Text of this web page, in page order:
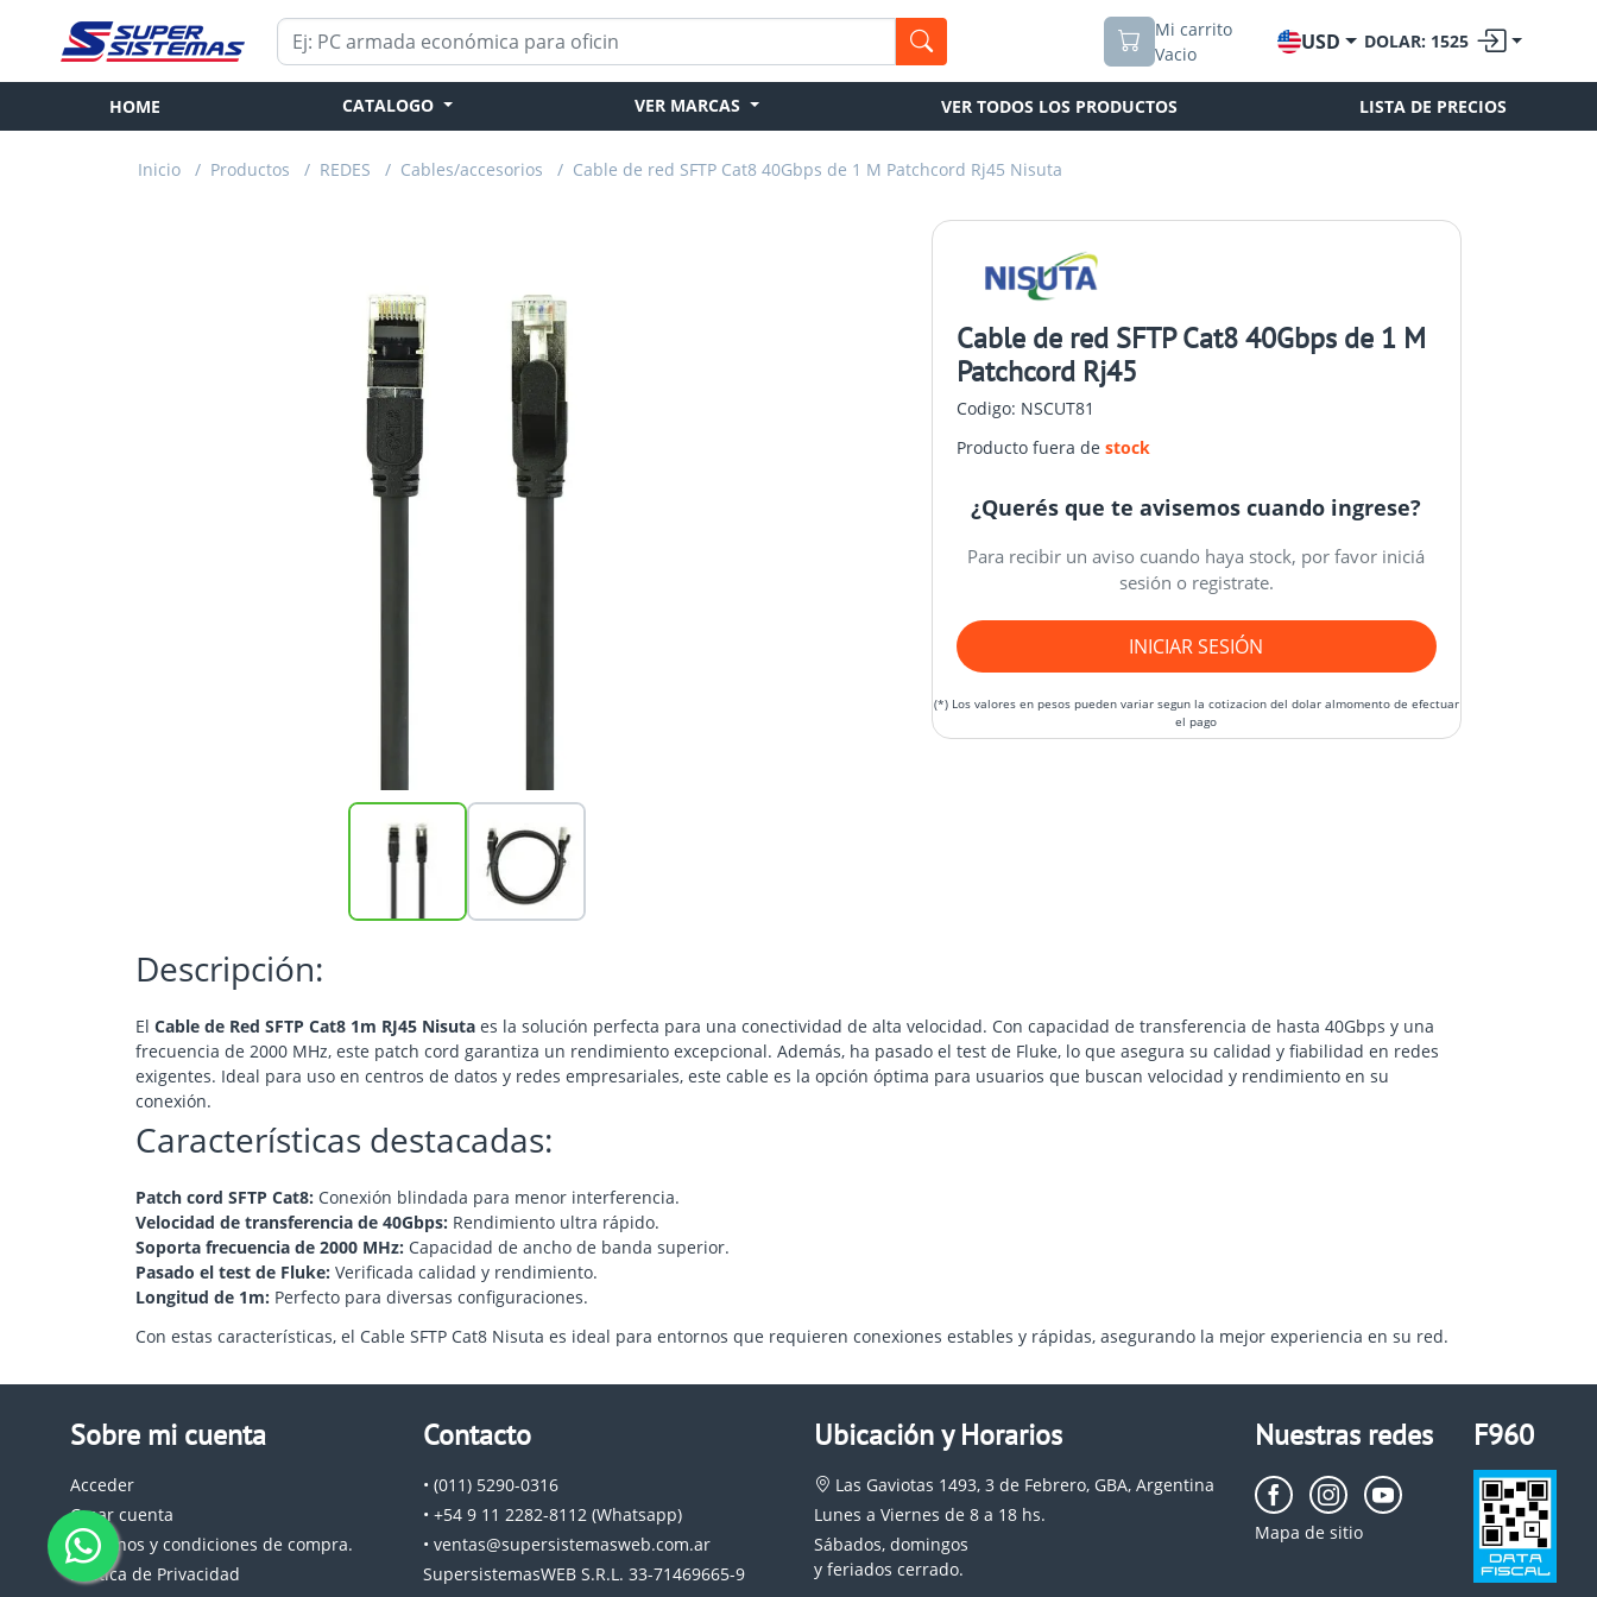
Mi carrito
Vacio
USD DOLAR: 1525
HOME CATALOGO VER MARCAS VER TODOS LOS PRODUCTOS LISTA DE PRECIOS
Inicio / Productos / REDES / Cables/accesorios / Cable de red SFTP Cat8 40Gbps de 1 M Patchcord Rj45 Nisuta
Cable de red SFTP Cat8 40Gbps de 1 M
Patchcord Rj45
Codigo: NSCUT81
Producto fuera de stock
¿Querés que te avisemos cuando ingrese?
Para recibir un aviso cuando haya stock, por favor iniciá
sesión o registrate.
INICIAR SESIÓN
(*) Los valores en pesos pueden variar segun la cotizacion del dolar almomento de efectuar
el pago
Descripción:
El Cable de Red SFTP Cat8 1m RJ45 Nisuta es la solución perfecta para una conectividad de alta velocidad. Con capacidad de transferencia de hasta 40Gbps y una
frecuencia de 2000 MHz, este patch cord garantiza un rendimiento excepcional. Además, ha pasado el test de Fluke, lo que asegura su calidad y fiabilidad en redes
exigentes. Ideal para uso en centros de datos y redes empresariales, este cable es la opción óptima para usuarios que buscan velocidad y rendimiento en su
conexión.
Características destacadas:
Patch cord SFTP Cat8: Conexión blindada para menor interferencia.
Velocidad de transferencia de 40Gbps: Rendimiento ultra rápido.
Soporta frecuencia de 2000 MHz: Capacidad de ancho de banda superior.
Pasado el test de Fluke: Verificada calidad y rendimiento.
Longitud de 1m: Perfecto para diversas configuraciones.
Con estas características, el Cable SFTP Cat8 Nisuta es ideal para entornos que requieren conexiones estables y rápidas, asegurando la mejor experiencia en su red.
Sobre mi cuenta
Acceder
Crear cuenta
Términos y condiciones de compra.
Política de Privacidad
Contacto
• (011) 5290-0316
• +54 9 11 2282-8112 (Whatsapp)
• ventas@supersistemasweb.com.ar
SupersistemasWEB S.R.L. 33-71469665-9
Ubicación y Horarios
Las Gaviotas 1493, 3 de Febrero, GBA, Argentina
Lunes a Viernes de 8 a 18 hs.
Sábados, domingos
y feriados cerrado.
Nuestras redes
Mapa de sitio
F960